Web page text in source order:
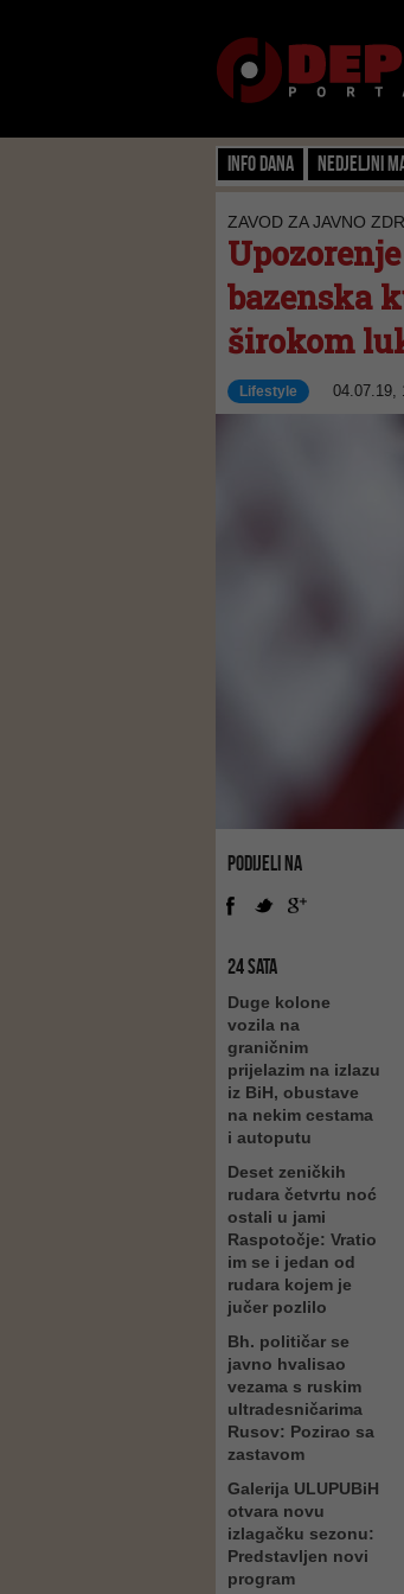
Info dana Nedjeljni
ZAVOD ZA JAVNO
bazenska
širokom
Lifestyle 04.07.19,
PODIJELI NA
24 SATA
Duge kolone
vozila na
graničnim
prijelazim na izlazu
iz BiH, obustave
na nekim cestama
i autoputu
Deset zeničkih
rudara četvrtu noć
ostali u jami
Raspotočje: Vratio
im se i jedan od
rudara kojem je
jučer pozlilo
Bh. političar se
javno hvalisao
vezama s ruskim
ultradesničarima
Rusov: Pozirao sa
zastavom
Galerija ULUPUBiH
otvara novu
izlagačku sezonu:
Predstavljen novi
program